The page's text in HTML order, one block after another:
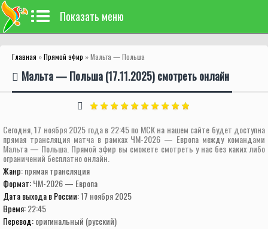
Показать меню
Главная »Прямой эфир » Мальта — Польша
Мальта — Польша (17.11.2025) смотреть онлайн
Сегодня, 17 ноября 2025 года в 22:45 по МСК на нашем сайте будет доступна
прямая трансляция матча в рамках ЧМ-2026 — Европа между командами
Мальта — Польша. Прямой эфир вы сможете смотреть у нас без каких либо
ограничений бесплатно онлайн.
Жанр:прямая трансляция
Формат:ЧМ-2026 — Европа
Дата выхода в России:17 ноября 2025
Время:22:45
Перевод:оригинальный (русский)